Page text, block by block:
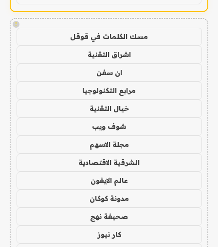
!
مسك الكلمات في قوقل
اشراق التقنية
ان سفن
مرابع التكنولوجيا
خيال التقنية
شوف ويب
مجلة الاسهم
الشرقية الاقتصادية
عالم الايفون
مدونة كوكان
صحيفة نهج
كار نيوز